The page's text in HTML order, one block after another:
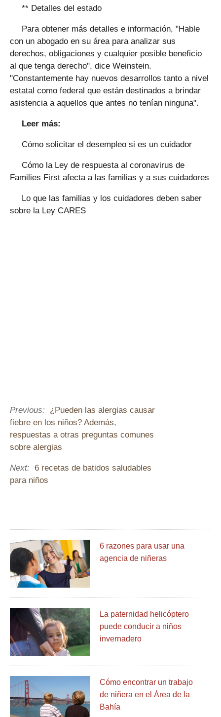
** Detalles del estado
Para obtener más detalles e información, "Hable
con un abogado en su área para analizar sus
derechos, obligaciones y cualquier posible beneficio
al que tenga derecho", dice Weinstein.
"Constantemente hay nuevos desarrollos tanto a nivel
estatal como federal que están destinados a brindar
asistencia a aquellos que antes no tenían ninguna".
Leer más:
Cómo solicitar el desempleo si es un cuidador
Cómo la Ley de respuesta al coronavirus de
Families First afecta a las familias y a sus cuidadores
Lo que las familias y los cuidadores deben saber
sobre la Ley CARES
Previous:
¿Pueden las alergias causar
fiebre en los niños? Además,
respuestas a otras preguntas comunes
sobre alergias
Next: 6 recetas de batidos saludables
para niños
6 razones para usar una
agencia de niñeras
La paternidad helicóptero
puede conducir a niños
invernadero
Cómo encontrar un trabajo
de niñera en el Área de la
Bahía